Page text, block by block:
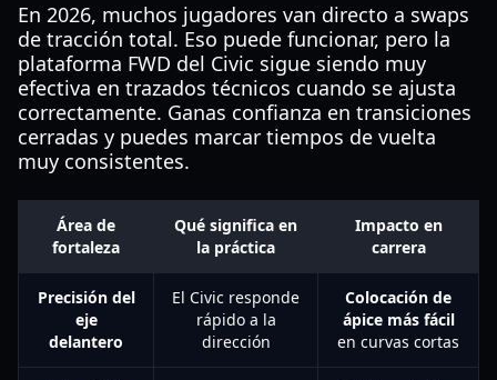
En 2026, muchos jugadores van directo a swaps
de tracción total. Eso puede funcionar, pero la
plataforma FWD del Civic sigue siendo muy
efectiva en trazados técnicos cuando se ajusta
correctamente. Ganas confianza en transiciones
cerradas y puedes marcar tiempos de vuelta
muy consistentes.
Área de
fortaleza
Qué significa en
la práctica
Impacto en
carrera
Precisión del
eje
delantero
El Civic responde
rápido a la
dirección
Colocación de
ápice más fácil
en curvas cortas